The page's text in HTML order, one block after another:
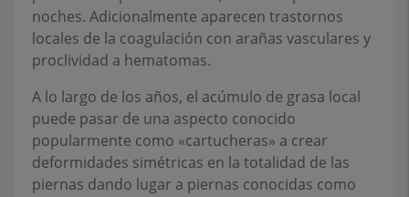
noches. Adicionalmente aparecen trastornos
locales de la coagulación con arañas vasculares y
proclividad a hematomas.
A lo largo de los años, el acúmulo de grasa local
puede pasar de una aspecto conocido
popularmente como «cartucheras» a crear
deformidades simétricas en la totalidad de las
piernas dando lugar a piernas conocidas como